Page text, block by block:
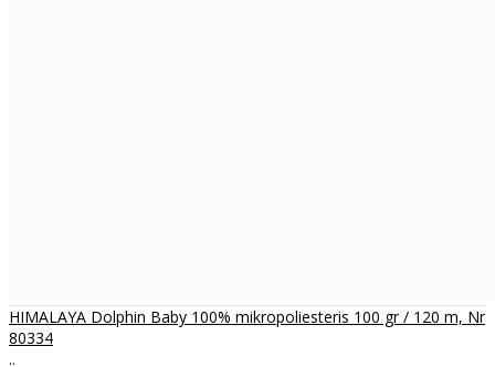
HIMALAYA Dolphin Baby 100% mikropoliesteris 100 gr / 120 m, Nr
80334
..